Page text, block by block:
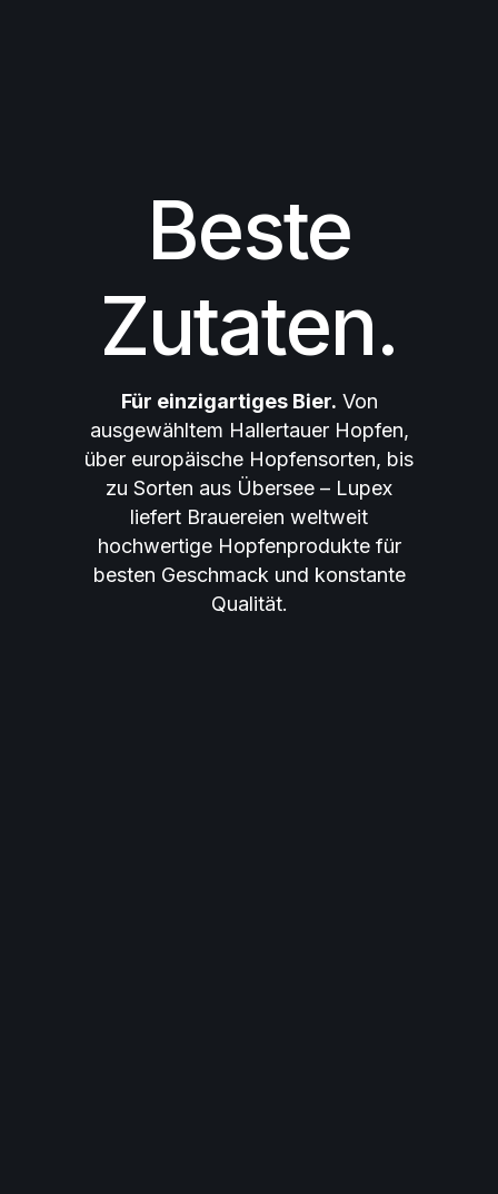
Beste
Zutaten.
Für einzigartiges Bier. Von
ausgewähltem Hallertauer Hopfen,
über europäische Hopfensorten, bis
zu Sorten aus Übersee – Lupex
liefert Brauereien weltweit
hochwertige Hopfenprodukte für
besten Geschmack und konstante
Qualität.